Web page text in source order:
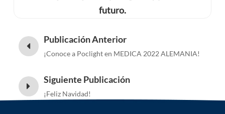
futuro.
Publicación Anterior
¡Conoce a Poclight en MEDICA 2022 ALEMANIA!
Siguiente Publicación
¡Feliz Navidad!